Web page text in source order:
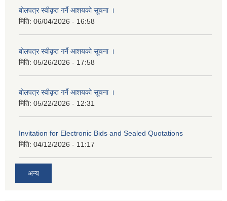
बोलपत्र स्वीकृत गर्ने आशयको सूचना ।
मिति: 06/04/2026 - 16:58
बोलपत्र स्वीकृत गर्ने आशयको सूचना ।
मिति: 05/26/2026 - 17:58
बोलपत्र स्वीकृत गर्ने आशयको सूचना ।
मिति: 05/22/2026 - 12:31
Invitation for Electronic Bids and Sealed Quotations
मिति: 04/12/2026 - 11:17
अन्य